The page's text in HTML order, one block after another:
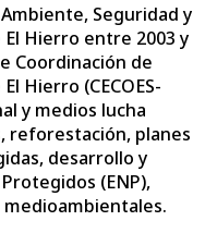
Seguridad y
Hierro entre 2003 y
Coordinación de
Hierro (CECOES-
y medios lucha
reforestación, planes
desarrollo y
(ENP),